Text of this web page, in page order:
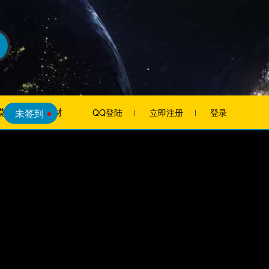
素材
未签到 QQ登陆 立即注册 登录